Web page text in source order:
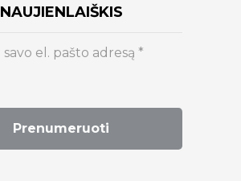
NAUJIENLAIŠKIS